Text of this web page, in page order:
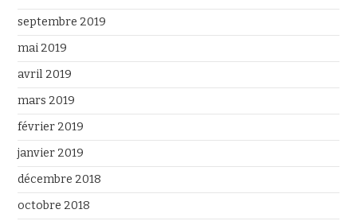
septembre 2019
mai 2019
avril 2019
mars 2019
février 2019
janvier 2019
décembre 2018
octobre 2018